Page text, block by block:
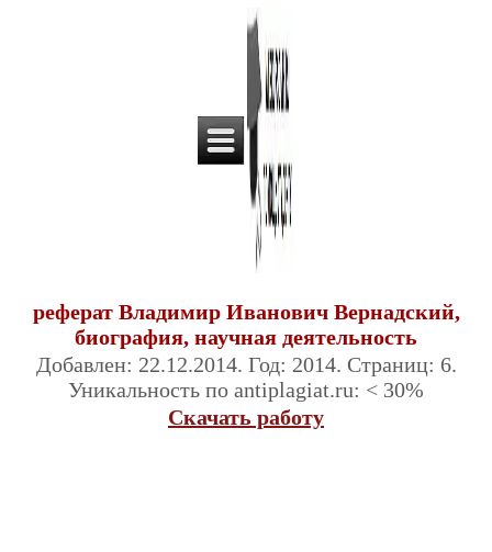
реферат Владимир Иванович Вернадский,
биография, научная деятельность
Добавлен: 22.12.2014. Год: 2014. Страниц: 6.
Уникальность по antiplagiat.ru: < 30%
Скачать работу